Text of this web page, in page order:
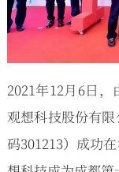
2021年12月6日
观想科技股份有
码301213）成功